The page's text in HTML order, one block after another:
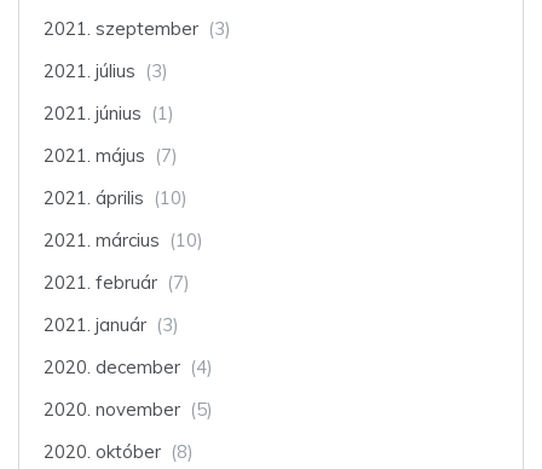
2021. szeptember (3)
2021. július (3)
2021. június (1)
2021. május (7)
2021. április (10)
2021. március (10)
2021. február (7)
2021. január (3)
2020. december (4)
2020. november (5)
2020. október (8)